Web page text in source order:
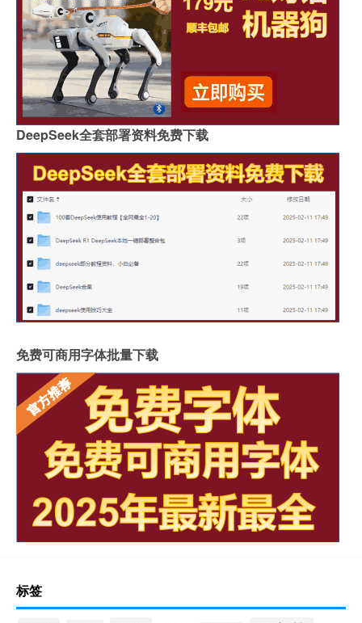
DeepSeek全套部署资料免费下载
免费可商用字体批量下载
标签